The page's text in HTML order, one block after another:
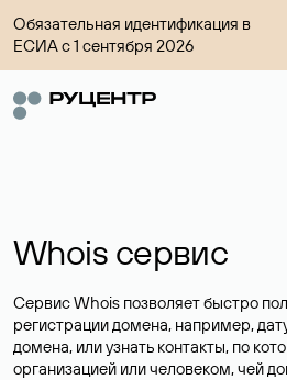
Обязательная идентификация в
ЕСИА с 1 сентября 2026
Whois сервис
Сервис Whois позволяет быстро
регистрации домена, например,
домена, или узнать контакты, по
организацией или человеком, чей